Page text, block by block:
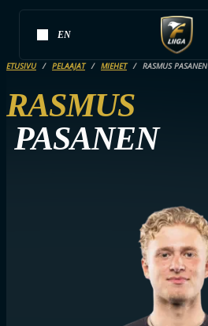
EN
ETUSIVU PELAAJAT MIEHET RASMUS PASANEN
RASMUS
PASANEN